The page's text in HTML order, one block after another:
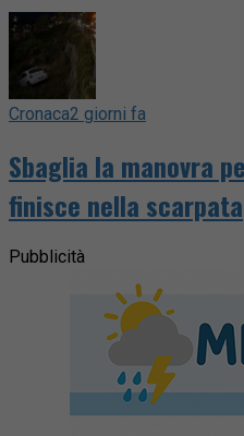
Cronaca2 giorni fa
Sbaglia la manovra
finisce nella scarpata
Pubblicità